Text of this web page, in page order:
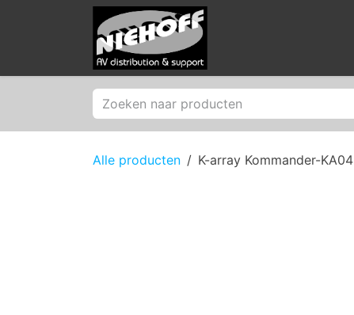
Overslaan naar inhoud
Alle producten K-array Kommander-KA04